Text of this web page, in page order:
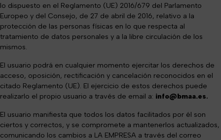
lo dispuesto en el Reglamento (UE) 2016/679 del Parlamento
Europeo y del Consejo, de 27 de abril de 2016, relativo a la
protección de las personas físicas en lo que respecta al
tratamiento de datos personales y a la libre circulación de los
mismos.
El usuario podrá en cualquier momento ejercitar los derechos de
acceso, oposición, rectificación y cancelación reconocidos en el
citado Reglamento (UE). El ejercicio de estos derechos puede
realizarlo el propio usuario a través de email a: info@bmaa.es.
El usuario manifiesta que todos los datos facilitados por él son
ciertos y correctos, y se compromete a mantenerlos actualizados,
comunicando los cambios a LA EMPRESA a través del correo